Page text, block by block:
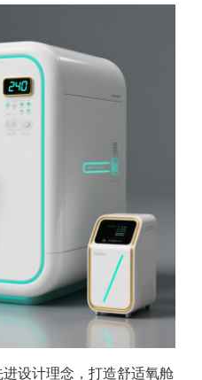
设计理念，打造舒适氧舱